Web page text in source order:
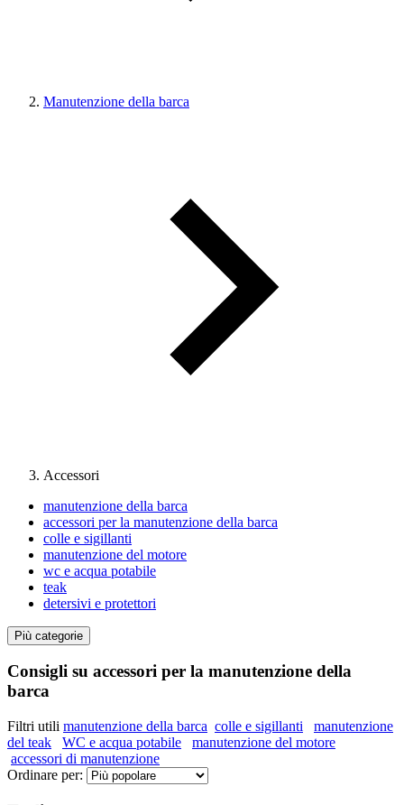
Manutenzione della barca
Accessori
manutenzione della barca
accessori per la manutenzione della barca
colle e sigillanti
manutenzione del motore
wc e acqua potabile
teak
detersivi e protettori
Più categorie
Consigli su accessori per la manutenzione della
barca
Filtri utili manutenzione della barca colle e sigillanti
manutenzione
del teak
WC e acqua potabile
manutenzione del motore
accessori di manutenzione
Ordinare per: